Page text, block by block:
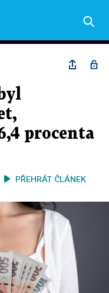
procenta
PŘEHRÁT ČLÁNEK